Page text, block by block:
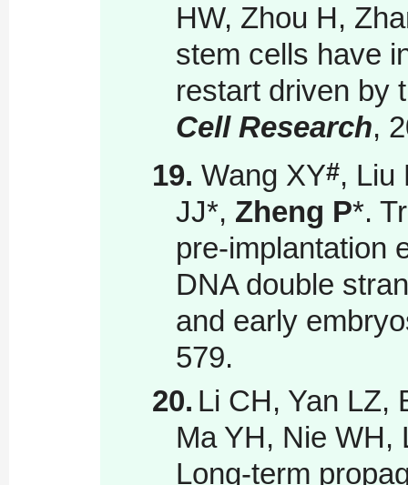
HW, Zhou H,
stem cells have
restart driven by
Cell Research,
19. Wang XY#, Liu
JJ*, Zheng P*.
pre-implantation
DNA double
and early
579.
20. Li CH, Yan LZ,
Ma YH, Nie WH,
Long-term